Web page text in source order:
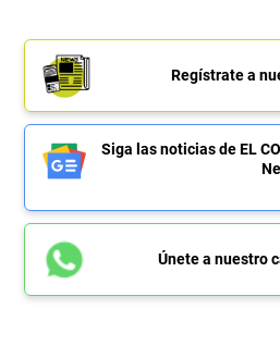
Regístrate a
Siga las noticias de EL
Únete a nuestro